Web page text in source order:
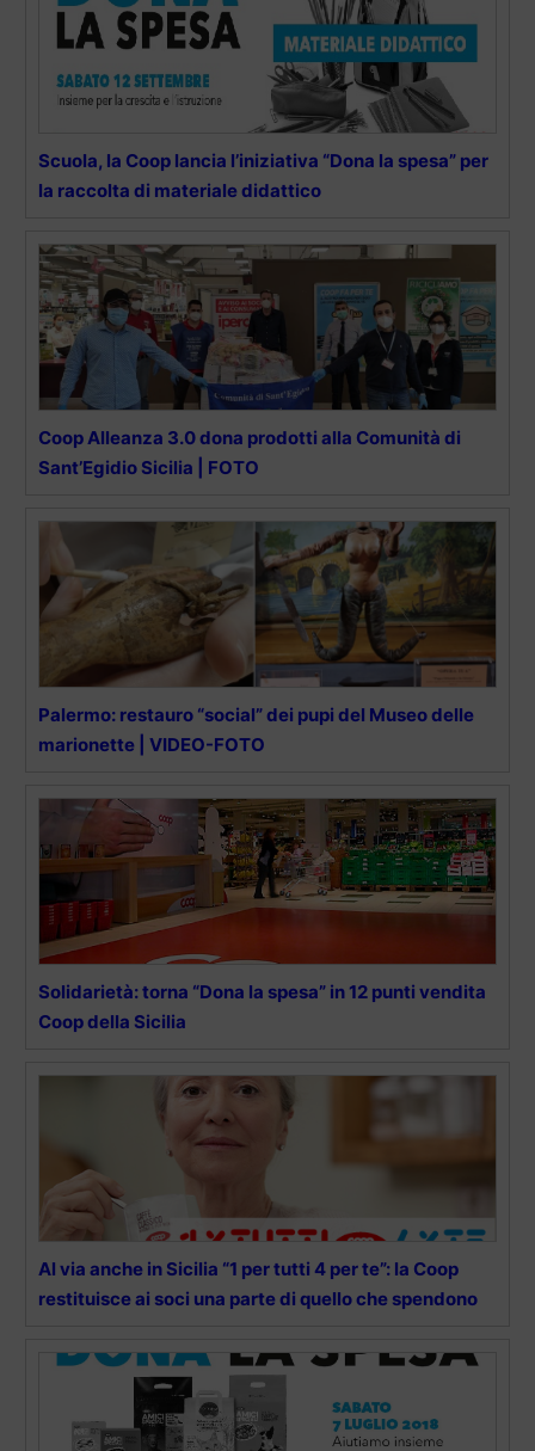
Scuola, la Coop lancia l’iniziativa “Dona la spesa” per
la raccolta di materiale didattico
Coop Alleanza 3.0 dona prodotti alla Comunità di
Sant’Egidio Sicilia | FOTO
Palermo: restauro “social” dei pupi del Museo delle
marionette | VIDEO-FOTO
Solidarietà: torna “Dona la spesa” in 12 punti vendita
Coop della Sicilia
Al via anche in Sicilia “1 per tutti 4 per te”: la Coop
restituisce ai soci una parte di quello che spendono